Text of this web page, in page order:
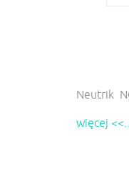
Neutrik
więcej